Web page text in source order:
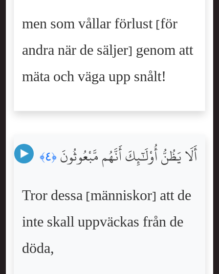
men som vållar förlust [för
andra när de säljer] genom att
mäta och väga upp snålt!
أَلَا يَظُنُّ أُوْلَٰٓئِكَ أَنَّهُم مَّبْعُوثُونَ ﴿٤﴾
Tror dessa [människor] att de
inte skall uppväckas från de
döda,